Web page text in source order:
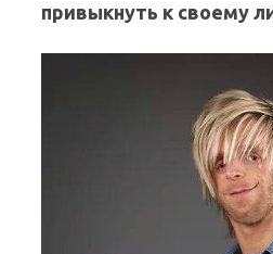
привыкнуть к своему